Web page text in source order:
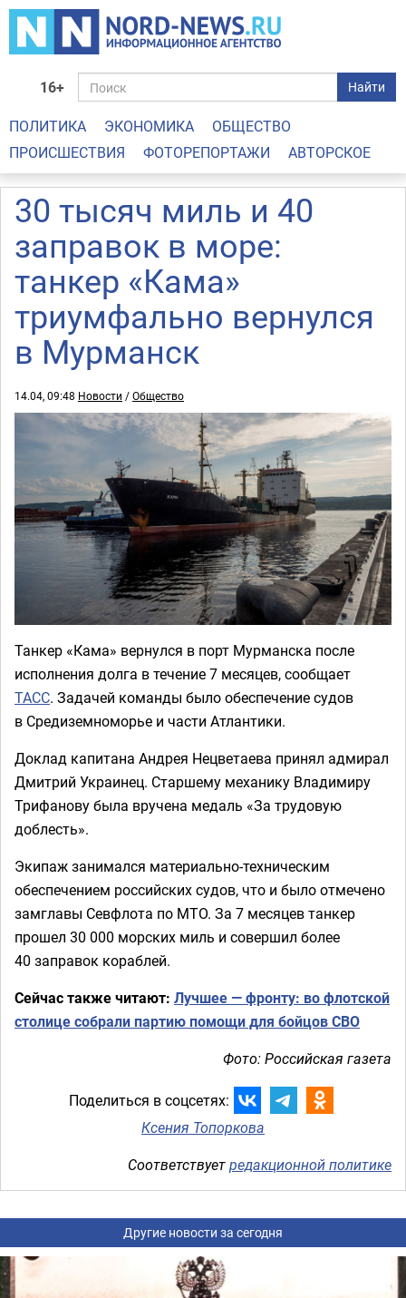
16+ Найти
ПОЛИТИКА ЭКОНОМИКА
ОБЩЕСТВО
ПРОИСШЕСТВИЯ
ФОТОРЕПОРТАЖИ АВТОРСКОЕ
30 тысяч миль и 40
заправок в море:
танкер «Кама»
триумфально вернулся
в Мурманск
14.04, 09:48 Новости /Общество
Танкер «Кама» вернулся в порт Мурманска после
исполнения долга в течение 7 месяцев, сообщает
ТАСС. Задачей команды было обеспечение судов
в Средиземноморье и части Атлантики.
Доклад капитана Андрея Нецветаева принял адмирал
Дмитрий Украинец. Старшему механику Владимиру
Трифанову была вручена медаль «За трудовую
доблесть».
Экипаж занимался материально-техническим
обеспечением российских судов, что и было отмечено
замглавы Севфлота по МТО. За 7 месяцев танкер
прошел 30 000 морских миль и совершил более
40 заправок кораблей.
Сейчас также читают: Лучшее — фронту: во флотской
столице собрали партию помощи для бойцов СВО
Фото: Российская газета
Поделиться в соцсетях:
Ксения Топоркова
Соответствуетредакционной политике
Другие новости за сегодня